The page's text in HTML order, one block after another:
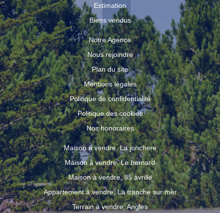
Estimation
Biens vendus
Notre Agence
Nous rejoindre
Plan du site
Mentions légales
Politique de confidentialité
Politique des cookies
Nos honoraires
Maison à vendre, La jonchere
Maison à vendre, Le bernard
Maison à vendre, 85 avrille
Appartement à vendre, La tranche sur mer
Terrain à vendre, Angles